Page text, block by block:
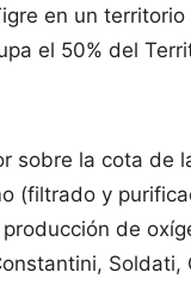
en un
el 50% del
sobre la cota de
(filtrado y
de
Soldati,